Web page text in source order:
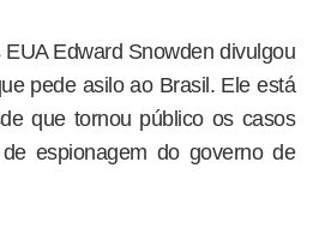
Edward Snowden divulgou
pede asilo ao Brasil. Ele está
que tornou público os casos
espionagem do governo de